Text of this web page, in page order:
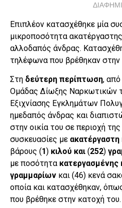
Επιπλέον κατασχέθηκε μία
μικροποσότητα
αλλοδαπός άνδρας.
τηλέφωνα που βρέθηκαν στην
Στη δεύτερη περίπτωση, από
Ομάδας Δίωξης Ναρκωτικών
Εξιχνίασης Εγκλημάτων
ημεδαπός άνδρας και
στην οικία του σε περιοχή
συσκευασίες με ακατέργαστη
βάρους (1) κιλού και (252)
με ποσότητα κατεργασμένης
γραμμαρίων και (46) κενά
οποία και κατασχέθηκαν,
που βρέθηκε στην κατοχή του.